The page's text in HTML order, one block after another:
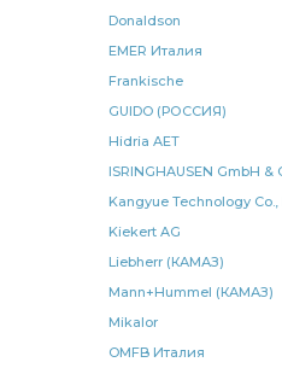
элемент фильтра
рулевого управления
регулировочный задний
сошки рулевого управления
задней рессоры
Donaldson
EMER Италия
Frankische
GUIDO (РОССИЯ)
Hidria AET
ISRINGHAUSEN GmbH &
Kangyue Technology Co.,
Kiekert AG
Liebherr (КАМАЗ)
Mann+Hummel (КАМАЗ)
Mikalor
OMFB Италия